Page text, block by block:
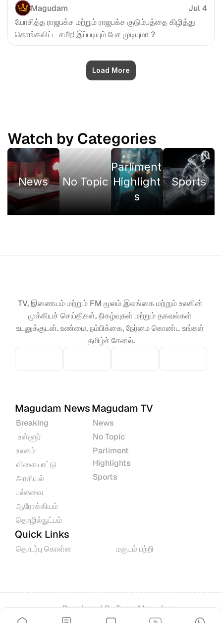
Magudam
Jul 4
யோசித்த ராஜபக்ச மற்றும் ராஜபக்ச குடும்பத்தை கிழித்து
தொங்கவிட்ட சமீர! இப்படியும் பேச முடியுமா ?
Load More
Watch by Categories
News No Topic
Parliment
Highlight
s
Sports
TV, இணையம் மற்றும் FM மூலம் இலங்கை மற்றும் உலகின்
முக்கியச் செய்திகள், நிகழ்வுகள் மற்றும் தகவல்கள்
உடனுக்குடன். உண்மை, நம்பிக்கை, நேர்மை கொண்ட உங்கள்
தமிழ்ச் சேனல்.
Magudam News
Breaking
உள்ளூர்
உலகம்
விளையாட்டு
அரசியல்
பல்சுவை
ஆரோக்கியம்
தொழில்நுட்பம்
Magudam TV
News
No Topic
Parliment
Highlights
Sports
Quick Links
தொடர்பு கொள்ள மகுடம் பற்றி
Developed By Team Magudam
© 2026 All rights reserved.